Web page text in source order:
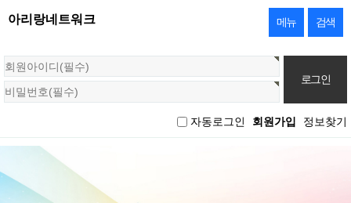
아리랑네트워크 메뉴 검색
회
원
로
자동로그인 회원가입 정보찾기